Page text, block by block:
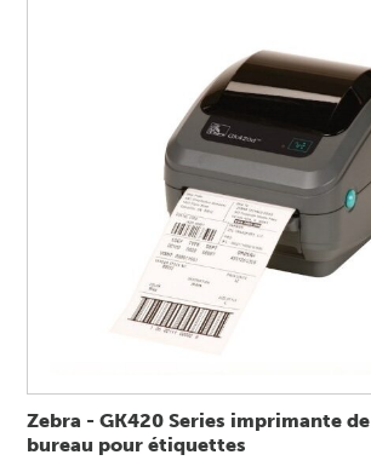
Zebra - GK420 Series imprimante de
bureau pour étiquettes